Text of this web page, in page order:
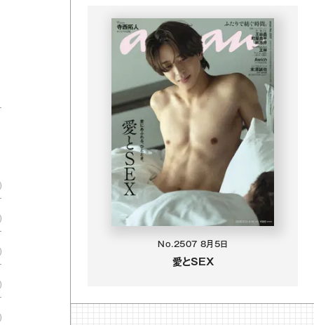
No.2507 8月5日
愛とSEX